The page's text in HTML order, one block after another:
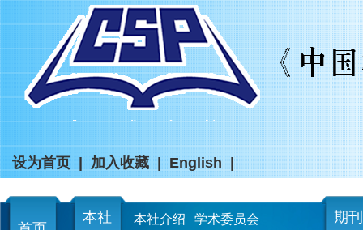
设为首页 加入收藏 English
本社
本社介绍
学术委员会
期刊